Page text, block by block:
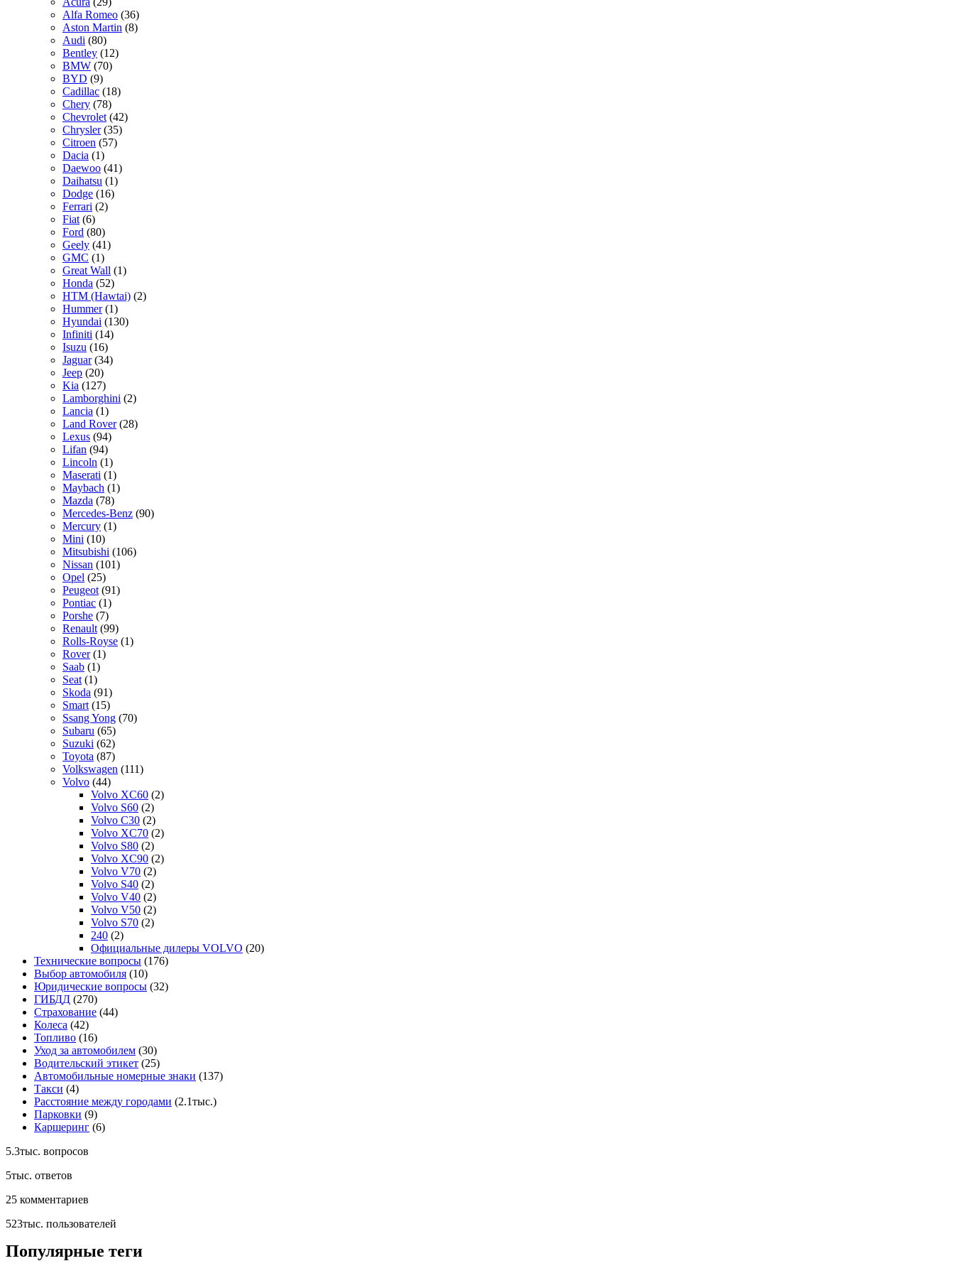
Alfa Romeo (36)
Aston Martin (8)
Audi (80)
Bentley (12)
BMW (70)
BYD (9)
Cadillac (18)
Chery (78)
Chevrolet (42)
Chrysler (35)
Citroen (57)
Dacia (1)
Daewoo (41)
Daihatsu (1)
Dodge (16)
Ferrari (2)
Fiat (6)
Ford (80)
Geely (41)
GMC (1)
Great Wall (1)
Honda (52)
HTM (Hawtai) (2)
Hummer (1)
Hyundai (130)
Infiniti (14)
Isuzu (16)
Jaguar (34)
Jeep (20)
Kia (127)
Lamborghini (2)
Lancia (1)
Land Rover (28)
Lexus (94)
Lifan (94)
Lincoln (1)
Maserati (1)
Maybach (1)
Mazda (78)
Mercedes-Benz (90)
Mercury (1)
Mini (10)
Mitsubishi (106)
Nissan (101)
Opel (25)
Peugeot (91)
Pontiac (1)
Porshe (7)
Renault (99)
Rolls-Royse (1)
Rover (1)
Saab (1)
Seat (1)
Skoda (91)
Smart (15)
Ssang Yong (70)
Subaru (65)
Suzuki (62)
Toyota (87)
Volkswagen (111)
Volvo (44)
Volvo XC60 (2)
Volvo S60 (2)
Volvo C30 (2)
Volvo XC70 (2)
Volvo S80 (2)
Volvo XC90 (2)
Volvo V70 (2)
Volvo S40 (2)
Volvo V40 (2)
Volvo V50 (2)
Volvo S70 (2)
240 (2)
Официальные дилеры VOLVO (20)
Технические вопросы (176)
Выбор автомобиля (10)
Юридические вопросы (32)
ГИБДД (270)
Страхование (44)
Колеса (42)
Топливо (16)
Уход за автомобилем (30)
Водительский этикет (25)
Автомобильные номерные знаки (137)
Такси (4)
Расстояние между городами (2.1тыс.)
Парковки (9)
Каршеринг (6)
5.3тыс. вопросов
5тыс. ответов
25 комментариев
523тыс. пользователей
Популярные теги